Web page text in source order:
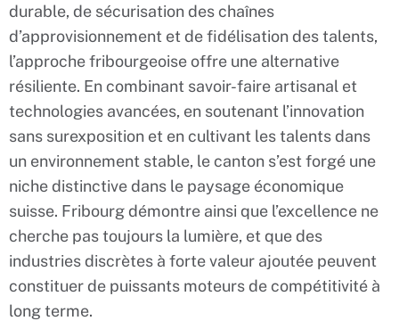
durable, de sécurisation des chaînes
d’approvisionnement et de fidélisation des talents,
l’approche fribourgeoise offre une alternative
résiliente. En combinant savoir-faire artisanal et
technologies avancées, en soutenant l’innovation
sans surexposition et en cultivant les talents dans
un environnement stable, le canton s’est forgé une
niche distinctive dans le paysage économique
suisse. Fribourg démontre ainsi que l’excellence ne
cherche pas toujours la lumière, et que des
industries discrètes à forte valeur ajoutée peuvent
constituer de puissants moteurs de compétitivité à
long terme.